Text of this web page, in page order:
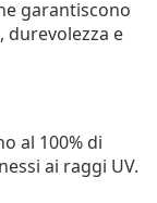
garantiscono
durevolezza e
al 100% di
ai raggi UV.